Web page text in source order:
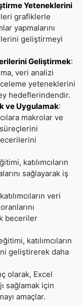
Yeteneklerini
grafiklerle
yapmalarını
geliştirmeyi
Geliştirmek:
veri analizi
yeteneklerini
hedeflerindendir.
ve Uygulamak:
makrolar ve
katılımcıların
sağlayarak iş
veri
beceriler
katılımcıların
geliştirerek daha
olarak, Excel
sağlamak için
amaçlar.